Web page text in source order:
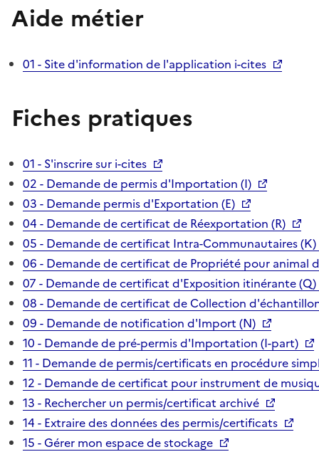
Aide métier
01 - Site d'information de l'application i-cites
Fiches pratiques
01 - S'inscrire sur i-cites
02 - Demande de permis d'Importation (I)
03 - Demande permis d'Exportation (E)
04 - Demande de certificat de Réexportation (R)
05 - Demande de certificat Intra-Communautaires (K)
06 - Demande de certificat de Propriété pour animal
07 - Demande de certificat d'Exposition itinérante (Q)
08 - Demande de certificat de Collection
09 - Demande de notification d'Import (N)
10 - Demande de pré-permis d'Importation (I-part)
11 - Demande de permis/certificats en procédure
12 - Demande de certificat pour instrument de
13 - Rechercher un permis/certificat archivé
14 - Extraire des données des permis/certificats
15 - Gérer mon espace de stockage